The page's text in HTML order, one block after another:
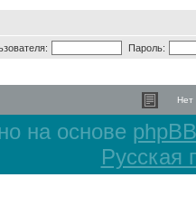
Пароль:
Нет
на основе phpBB
Русская